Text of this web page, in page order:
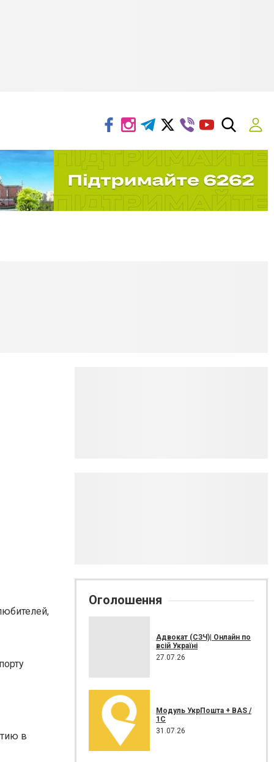
в
Оголошення
Адвокат (СЗЧ)| Онлайн по
всій Україні
27.07.26
Модуль УкрПошта + BAS /
1C
31.07.26